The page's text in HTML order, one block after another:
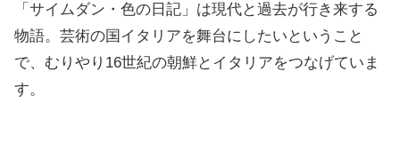
「サイムダン・色の日記」は現代と過去が行き来する
物語。芸術の国イタリアを舞台にしたいということ
で、むりやり16世紀の朝鮮とイタリアをつなげていま
す。